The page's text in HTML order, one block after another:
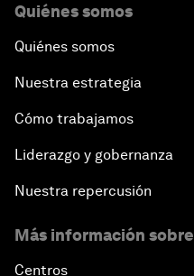
Quiénes somos
Quiénes somos
Nuestra estrategia
Cómo trabajamos
Liderazgo y gobernanza
Nuestra repercusión
Más información
Centros